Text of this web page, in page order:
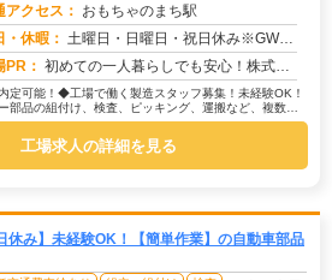
アクセス： おもちゃのまち駅
・休暇： 土曜日・日曜日・祝日休み※GW・夏季・年末年始休暇あり※日勤専属
PR： 初めての一人暮らしでも安心！株式会社京栄センターで新しい一歩を踏み出してみませんか？☆充実の寮生活で心強いスタート...
定可能！◆工場で働く製造スタッフ募集！未経験OK！
品の組付け、検査、ピッキング、運搬など、複数の
...
工場求人の詳細を見る
休み】未経験OK！【簡単作業】の自動車部品